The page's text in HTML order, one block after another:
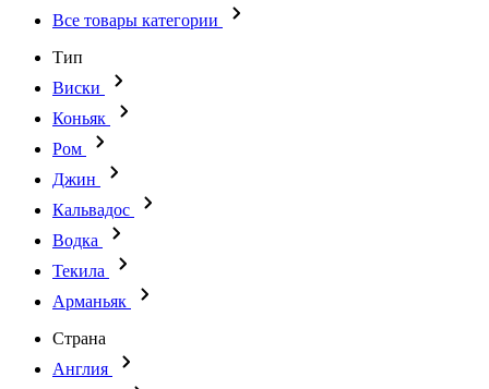
Все товары категории
Тип
Виски
Коньяк
Ром
Джин
Кальвадос
Водка
Текила
Арманьяк
Страна
Англия